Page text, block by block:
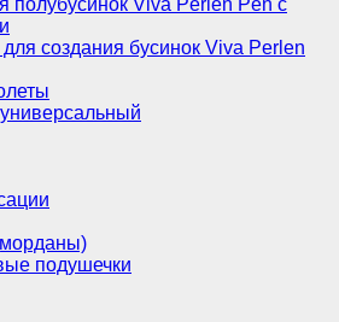
полубусинок Viva Perlen Pen с
создания бусинок Viva Perlen
подушечки